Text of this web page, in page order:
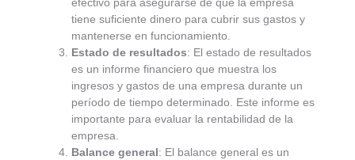
tiene suficiente dinero para cubrir sus gastos y
mantenerse en funcionamiento.
Estado de resultados: El estado de resultados
es un informe financiero que muestra los
ingresos y gastos de una empresa durante un
período de tiempo determinado. Este informe es
importante para evaluar la rentabilidad de la
empresa.
Balance general: El balance general es un